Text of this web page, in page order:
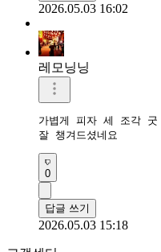
2026.05.03 16:02
레모닝닝
가볍게 피자 세 조각 굿
잘 챙겨드셨네요
0
답글 쓰기
2026.05.03 15:18